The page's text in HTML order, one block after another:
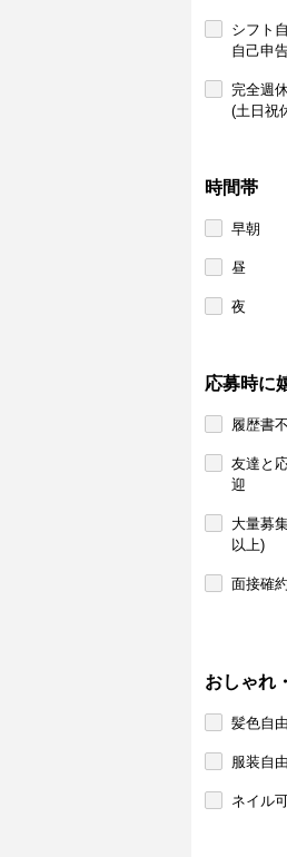
シフト
自己申
完全週
(土日祝
時間帯
早朝
昼
夜
応募時に
履歴書
友達と
迎
大量募
以上)
面接確
おしゃれ
髪色自由
服装自由
ネイル